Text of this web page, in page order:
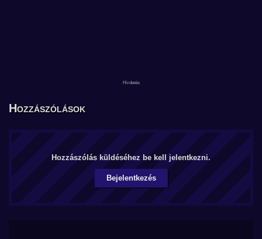
Hozzászólások
Hozzászólás küldéséhez be kell jelentkezni.
Bejelentkezés